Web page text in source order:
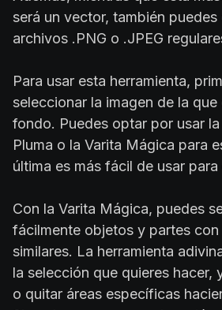
será un vector, también puedes
archivos .PNG o .JPEG
Para usar esta herramienta,
seleccionar la imagen de la que
fondo. Puedes optar por usar
Pluma o la Varita Mágica para
última es más fácil de usar para
Con la Varita Mágica, puedes
fácilmente objetos y partes
similares. La herramienta
la selección que quieres hacer,
o quitar áreas específicas